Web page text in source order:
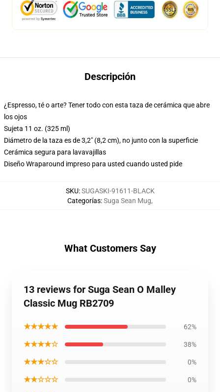
Descripción
¿Espresso, té o arte? Tener todo con esta taza de cerámica que abre
los ojos
Sujeta 11 oz. (325 ml)
Diámetro de la taza es de 3,2" (8,2 cm), no junto con la superficie
Cerámica segura para lavavajillas
Diseño Wraparound impreso para usted cuando usted pide
SKU:SUGASKI-91611-BLACK
Categorías:Suga Sean Mug,
What Customers Say
13 reviews for Suga Sean O Malley
Classic Mug RB2709
★★★★★ 62%
★★★★☆ 38%
★★★☆☆ 0%
★★☆☆☆ 0%